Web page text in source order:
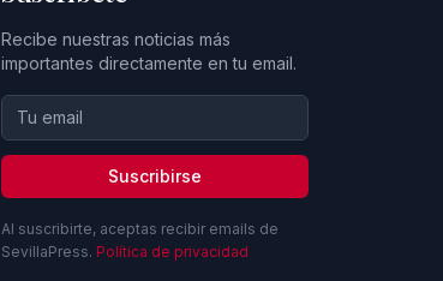
Recibe nuestras noticias más
importantes directamente en tu email.
Suscribirse
Al suscribirte, aceptas recibir emails de
SevillaPress. Política de privacidad